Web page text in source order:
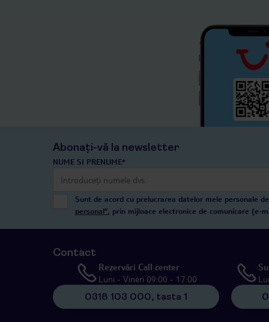
Abonați-vă la newsletter
NUME SI PRENUME*
Sunt de acord cu prelucrarea datelor mele personale
personal”, prin mijloace electronice de comunicare (e-
Contact
Rezervări Call center
Luni - Vineri 09:00 - 17:00
0318 103 000, tasta 1